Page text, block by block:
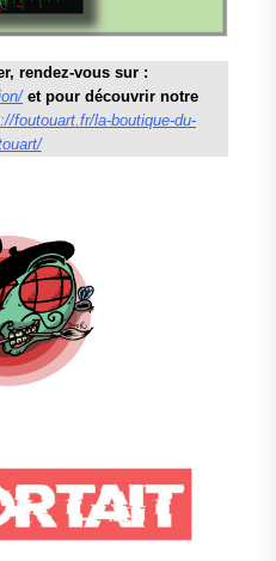
rendez-vous sur :
et pour découvrir notre
foutouart.fr/la-boutique-du-